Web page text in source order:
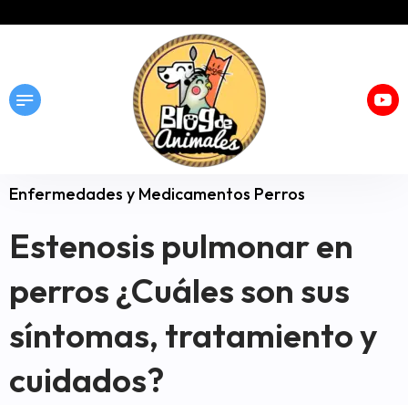
Enfermedades y Medicamentos Perros
Estenosis pulmonar en
perros ¿Cuáles son sus
síntomas, tratamiento y
cuidados?